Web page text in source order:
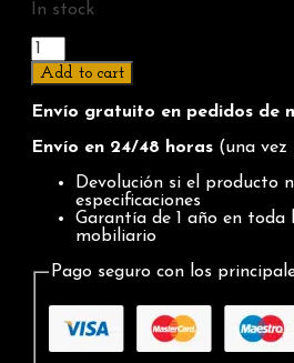
In stock
Turquoise
-
Eternal
1oz
Add to cart
Envío gratuito en pedidos de
Envío en 24/48 horas (una vez
Devolución si el producto
especificaciones
Garantía de 1 año en toda
mobiliario
Pago seguro con los